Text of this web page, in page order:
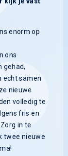
enorm op
ons
gehad,
echt samen
nieuwe
volledig te
fris en
in te
twee nieuwe